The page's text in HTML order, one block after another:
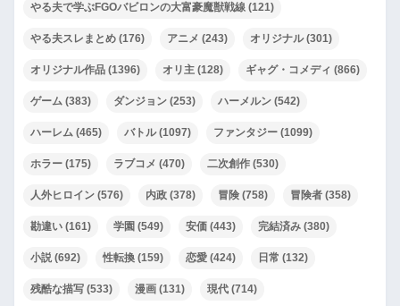
やる夫で学ぶFGOバビロンの大富豪魔獣戦線 (121)
やる夫スレまとめ (176) アニメ (243) オリジナル(301)
オリジナル作品 (1396) オリ主 (128) ギャグ・コメディ (866)
ゲーム (383) ダンジョン (253) ハーメルン (542)
ハーレム (465) バトル(1097) ファンタジー (1099)
ホラー (175) ラブコメ (470) 二次創作 (530)
人外ヒロイン (576) 内政 (378) 冒険 (758) 冒険者 (358)
勘違い (161) 学園 (549) 安価 (443) 完結済み (380)
小説 (692) 性転換 (159) 恋愛 (424) 日常 (132)
残酷な描写 (533) 漫画 (131) 現代 (714)